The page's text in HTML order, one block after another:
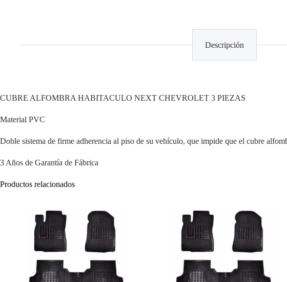
Descripción
CUBRE ALFOMBRA HABITACULO NEXT CHEVROLET 3 PIEZAS
Material PVC
Doble sistema de firme adherencia al piso de su vehículo, que impide que el cubre
3 Años de Garantía de Fábrica
Productos relacionados